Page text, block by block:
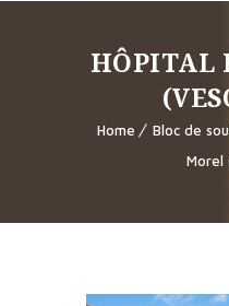
HÔPITAL
Home Bloc de
Morel